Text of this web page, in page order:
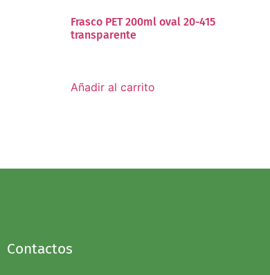
Frasco PET 200ml oval 20-415
transparente
Añadir al carrito
Contactos